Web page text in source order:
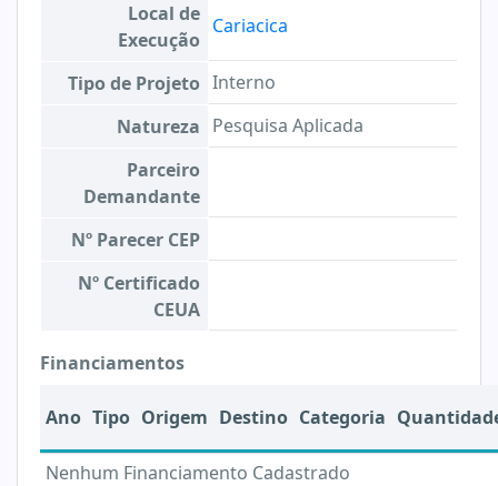
Local de
Execução
Cariacica
Tipo de Projeto Interno
Natureza Pesquisa Aplicada
Parceiro
Demandante
Nº Parecer CEP
Nº Certificado
CEUA
Financiamentos
Ano Tipo Origem Destino Categoria
Nenhum Financiamento Cadastrado